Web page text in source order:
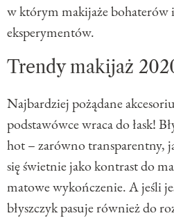
w którym makijaże bohaterów
eksperymentów.
Trendy makijaż
Najbardziej pożądane
podstawówce wraca do łask!
hot – zarówno transparentny,
się świetnie jako kontrast do
matowe wykończenie. A jeśli
błyszczyk pasuje również do